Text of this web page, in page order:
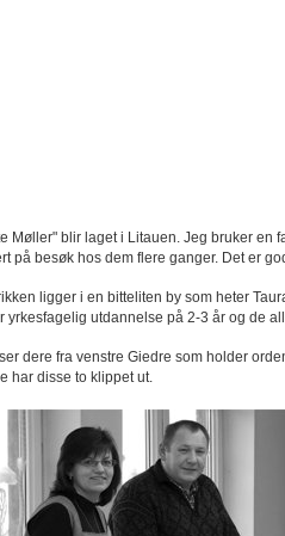
Møller" blir laget i Litauen. Jeg bruker en
på besøk hos dem flere ganger. Det er
ligger i en bitteliten by som heter
yrkesfagelig utdannelse på 2-3 år og de
dere fra venstre Giedre som holder
har disse to klippet ut.